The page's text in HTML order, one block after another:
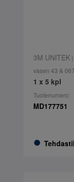
3M UNITEK|
vasen 43 &
1 x 5 kpl
Tuotenumero:
MD177751